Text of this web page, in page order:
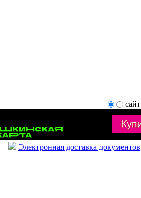
сайт
Электронная доставка документов